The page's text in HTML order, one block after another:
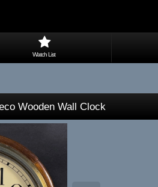
Watch List
Wooden Wall Clock